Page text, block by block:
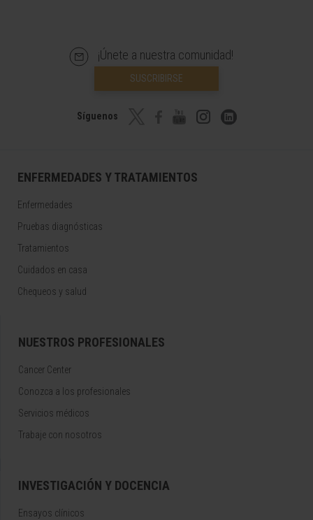
¡Únete a nuestra comunidad!
SUSCRIBIRSE
Síguenos
ENFERMEDADES Y TRATAMIENTOS
Enfermedades
Pruebas diagnósticas
Tratamientos
Cuidados en casa
Chequeos y salud
NUESTROS PROFESIONALES
Cancer Center
Conozca a los profesionales
Servicios médicos
Trabaje con nosotros
INVESTIGACIÓN Y DOCENCIA
Ensayos clínicos